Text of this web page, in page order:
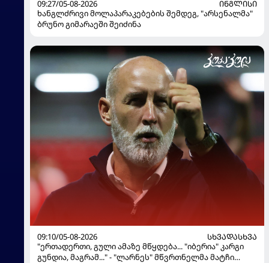
09:27/05-08-2026
ᲘᲜᲒᲚᲘᲡᲘ
ხანგლძრივი მოლაპარაკებების შემდეგ, "არსენალმა"
ბრუნო გიმარაეში შეიძინა
09:10/05-08-2026
ᲡᲮᲕᲐᲓᲐᲡᲮᲕᲐ
"ერთადერთი, გული ამაზე მწყდება... "იბერია" კარგი
გუნდია, მაგრამ..." - "ლარნეს" მწვრთნელმა მატჩი